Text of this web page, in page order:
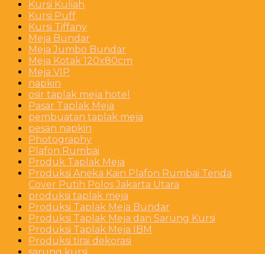
Kursi Kuliah
Kursi Puff
Kursi Tiffany
Meja Bundar
Meja Jumbo Bundar
Meja Kotak 120x80cm
Meja VIP
napkin
osir taplak meja hotel
Pasar Taplak Meja
pembuatan taplak meja
pesan napkin
Photography
Plafon Rumbai
Produk Taplak Meja
Produksi Aneka Kain Plafon Rumbai Tenda
Cover Putih Polos Jakarta Utara
produksi taplak meja
Produksi Taplak Meja Bundar
Produksi Taplak Meja dan Sarung Kursi
Produksi Taplak Meja IBM
Produksi tirai dekorasi